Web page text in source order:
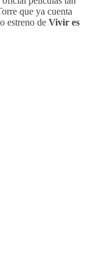
que ya cuenta
estreno de Vivir es